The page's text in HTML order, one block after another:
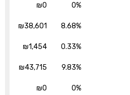
0%
₪0
8.68%
₪38,601
0.33%
₪1,454
9.83%
₪43,715
0%
₪0